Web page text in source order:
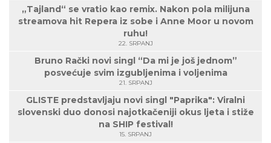
„Tajland“ se vratio kao remix. Nakon pola milijuna
streamova hit Repera iz sobe i Anne Moor u novom
ruhu!
22. SRPANJ
Bruno Rački novi singl “Da mi je još jednom”
posvećuje svim izgubljenima i voljenima
21. SRPANJ
GLISTE predstavljaju novi singl "Paprika": Viralni
slovenski duo donosi najotkačeniji okus ljeta i stiže
na SHIP festival!
15. SRPANJ